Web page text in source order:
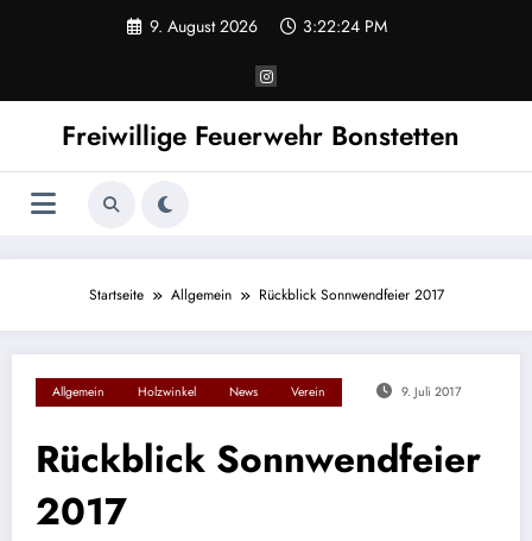
9. August 2026 3:22:24 PM
Freiwillige Feuerwehr Bonstetten
Startseite Allgemein Rückblick Sonnwendfeier 2017
Allgemein Holzwinkel News Verein 9. Juli 2017
Rückblick Sonnwendfeier
2017